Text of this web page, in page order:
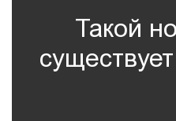
Такой
существует